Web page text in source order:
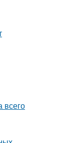
всего